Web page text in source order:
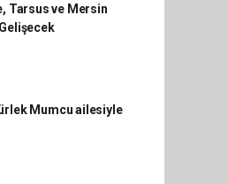
Tarsus ve Mersin
Mumcu ailesiyle